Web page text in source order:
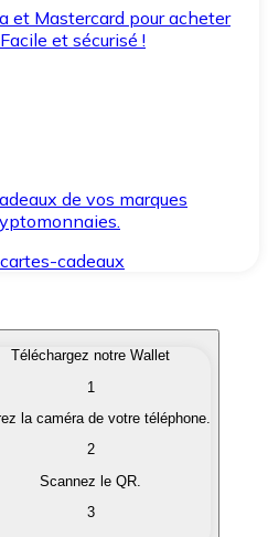
et Mastercard pour acheter
et sécurisé !
de vos marques
cadeaux
qui vous intéressent
en monnaie
Téléchargez notre Wallet
1
la caméra de votre téléphone.
2
Scannez le QR.
3